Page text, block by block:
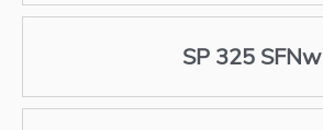
SP 325 SFNw